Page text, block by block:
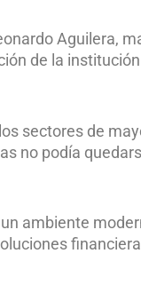
Aguilera,
de la
sectores de
no podía
ambiente